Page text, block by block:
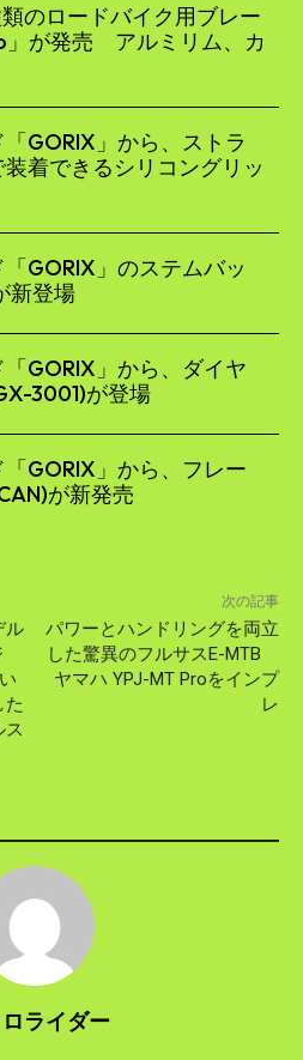
のロードバイク用ブレー
が発売 アルミリム、カ
GORIX」から、ストラ
着できるシリコングリッ
GORIX」のステムバッ
新登場
GORIX」から、ダイヤ
3001)が登場
GORIX」から、フレー
が新発売
ル
た
ス
次の記事
パワーとハンドリングを両立
した驚異のフルサスE-MTB
ヤマハ YPJ-MT Proをインプ
レ
ライダー